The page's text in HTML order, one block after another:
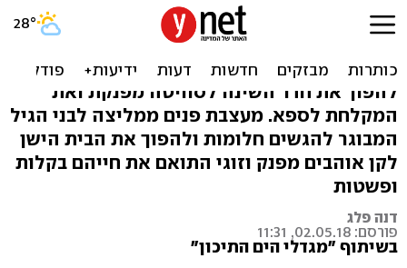
אחרי שהילדים עזבו - כך
תעצבו בקלות מחדש
להפוך את חדר השינה לסוויטה מפנקת ואת
המקלחת לספא. מעצבת פנים ממליצה לבני הגיל
המבוגר להגשים חלומות ולהפוך את הבית הישן
לקן אוהבים מפנק וזוגי התואם את חייהם בקלות
ופשטות
דנה פלג
פורסם: 02.05.18, 11:31
בשיתוף "מגדלי הים התיכון"